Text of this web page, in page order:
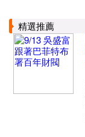
精選推薦